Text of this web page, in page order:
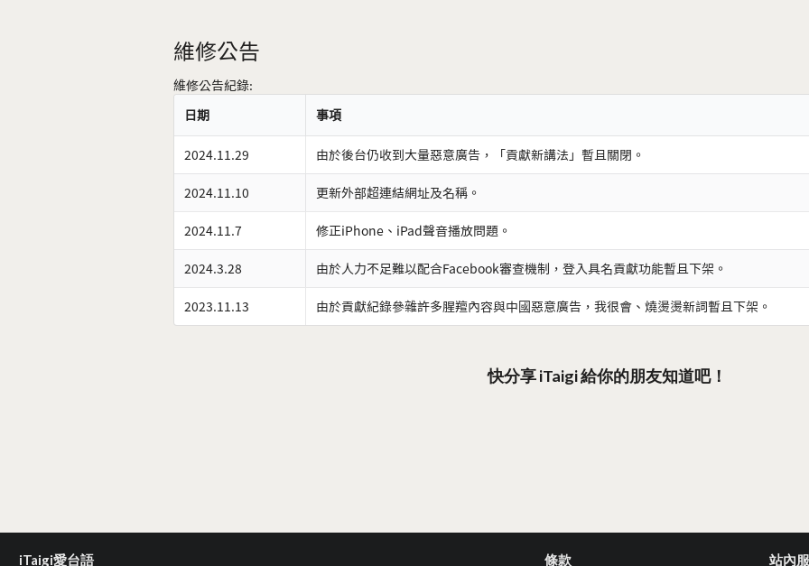
維修公告
維修公告紀錄:
日期
事項
2024.11.29 由於後台仍收到大量惡意廣告，「貢獻新講法」暫且關閉。
2024.11.10 更新外部超連結網址及名稱。
2024.11.7 修正iPhone、iPad聲音播放問題。
2024.3.28 由於人力不足難以配合Facebook審查機制，登入具名貢獻功能暫且下架。
2023.11.13 由於貢獻紀錄參雜許多腥羶內容與中國惡意廣告，我很會、燒燙燙新詞暫且下架。
快分享 iTaigi 給你的朋友知道吧！
iTaigi愛台語 條款 站內